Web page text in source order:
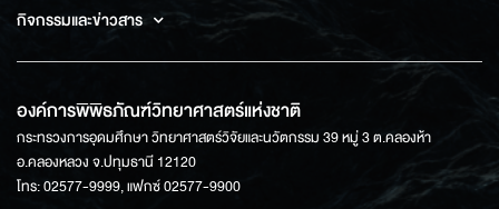
กิจกรรมและข่าวสาร
องค์การพิพิธภัณฑ์วิทยาศาสตร์แห่งชาติ
กระทรวงการอุดมศึกษา วิทยาศาสตร์วิจัยและนวัตกรรม 39 หมู่ 3 ต.คลองห้า
อ.คลองหลวง จ.ปทุมธานี 12120
โทร: 02577-9999, แฟกซ์ 02577-9900